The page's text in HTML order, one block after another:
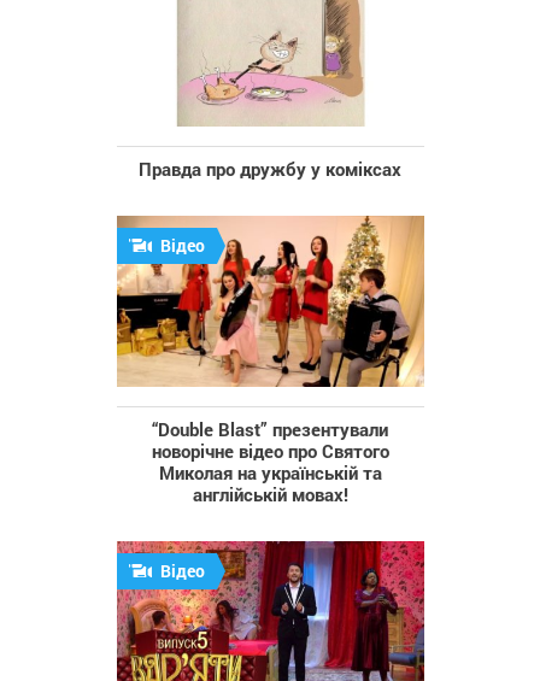
Правда про дружбу у коміксах
Відео
“Double Blast” презентували
новорічне відео про Святого
Миколая на українській та
англійській мовах!
Відео